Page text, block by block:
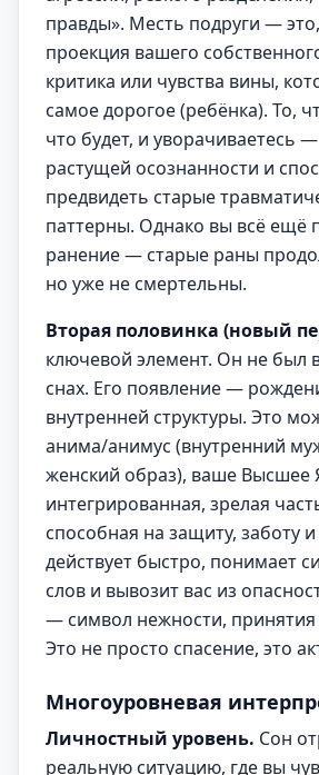
правды». Месть подруги —
проекция вашего
критика или чувства вины,
самое дорогое (ребёнка). То,
что будет, и уворачиваетесь
растущей осознанности и
предвидеть старые
паттерны. Однако вы всё ещё
ранение — старые раны
но уже не смертельны.
Вторая половинка (новый
ключевой элемент. Он не был
снах. Его появление —
внутренней структуры. Это
анима/анимус (внутренний
женский образ), ваше Высшее
интегрированная, зрелая
способная на защиту, заботу
действует быстро, понимает
слов и вывозит вас из
— символ нежности, принятия
Это не просто спасение, это
Многоуровневая
Личностный уровень. Сон
реальную ситуацию, где вы